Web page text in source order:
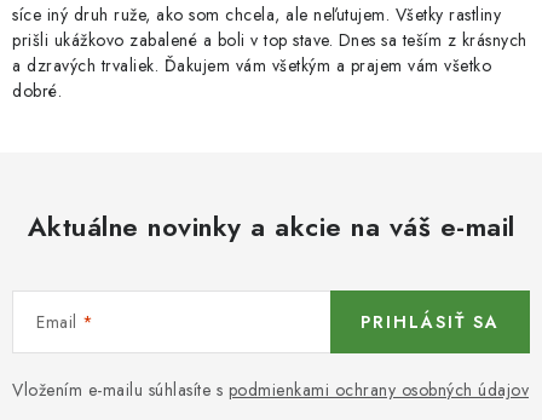
síce iný druh ruže, ako som chcela, ale neľutujem. Všetky rastliny
prišli ukážkovo zabalené a boli v top stave. Dnes sa teším z krásnych
a dzravých trvaliek. Ďakujem vám všetkým a prajem vám všetko
dobré.
Aktuálne novinky a akcie na váš e-mail
Email
Vložením e-mailu súhlasíte s podmienkami ochrany osobných údajov
PRIHLÁSIŤ SA